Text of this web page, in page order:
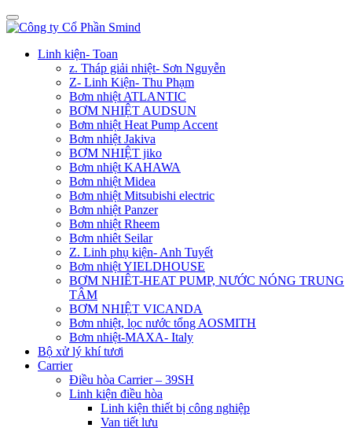
Linh kiện- Toan
z. Tháp giải nhiệt- Sơn Nguyễn
Z- Linh Kiện- Thu Phạm
Bơm nhiệt ATLANTIC
BƠM NHIỆT AUDSUN
Bơm nhiệt Heat Pump Accent
Bơm nhiệt Jakiva
BƠM NHIỆT jiko
Bơm nhiệt KAHAWA
Bơm nhiệt Midea
Bơm nhiệt Mitsubishi electric
Bơm nhiệt Panzer
Bơm nhiệt Rheem
Bơm nhiêt Seilar
Z. Linh phụ kiện- Anh Tuyết
Bơm nhiệt YIELDHOUSE
BƠM NHIÊT-HEAT PUMP, NƯỚC NÓNG TRUNG
TÂM
BƠM NHIỆT VICANDA
Bơm nhiệt, lọc nước tổng AOSMITH
Bơm nhiệt-MAXA- Italy
Bộ xử lý khí tươi
Carrier
Điều hòa Carrier – 39SH
Linh kiện điều hòa
Linh kiện thiết bị công nghiệp
Van tiết lưu